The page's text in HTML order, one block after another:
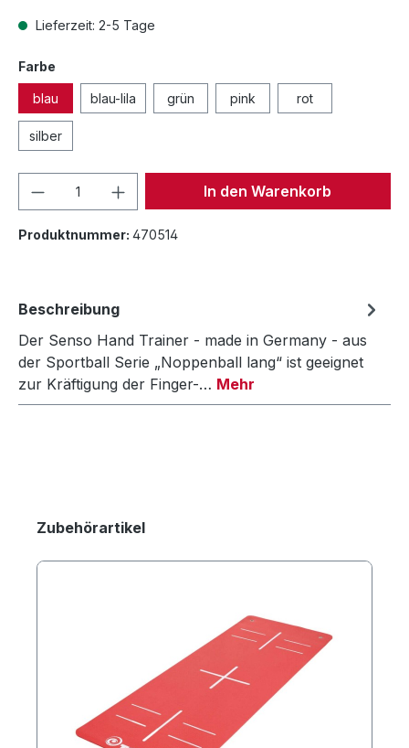
Lieferzeit: 2-5 Tage
Farbe
blau blau-lila grün pink rot
silber
Produkt Anzahl: Gib denIn den Warenkorb
Produktnummer: 470514
Beschreibung
Der Senso Hand Trainer - made in Germany - aus
der Sportball Serie „Noppenball lang“ ist geeignet
zur Kräftigung der Finger-… Mehr
Zubehörartikel